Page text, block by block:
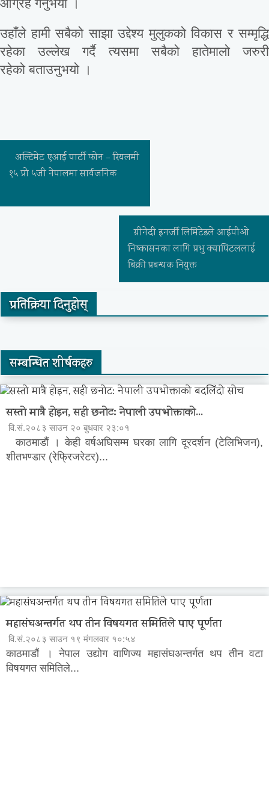
आग्रह गर्नुभयो ।
उहाँले हामी सबैको साझा उद्देश्य मुलुकको विकास र सम्मृद्धि
रहेका उल्लेख गर्दै त्यसमा सबैको हातेमालो जरुरी
रहेको बताउनुभयो ।
अल्टिमेट एआई पार्टी फोन – रियलमी
१५ प्रो ५जी नेपालमा सार्वजनिक
ग्रीनेदी इनर्जी लिमिटेडले आईपीओ
निष्कासनका लागि प्रभु क्यापिटललाई
बिक्री प्रबन्धक नियुक्त
प्रतिक्रिया दिनुहोस्
सम्बन्धित शीर्षकहरु
सस्तो मात्रै होइन, सही छनोट: नेपाली उपभोक्ताको...
वि.सं.२०८३ साउन २० बुधवार २३:०१
काठमाडौं । केही वर्षअघिसम्म घरका लागि दूरदर्शन (टेलिभिजन),
शीतभण्डार (रेफ्रिजरेटर)...
महासंघअन्तर्गत थप तीन विषयगत समितिले पाए पूर्णता
वि.सं.२०८३ साउन १९ मंगलवार १०:५४
काठमाडौं । नेपाल उद्योग वाणिज्य महासंघअन्तर्गत थप तीन वटा
विषयगत समितिले...